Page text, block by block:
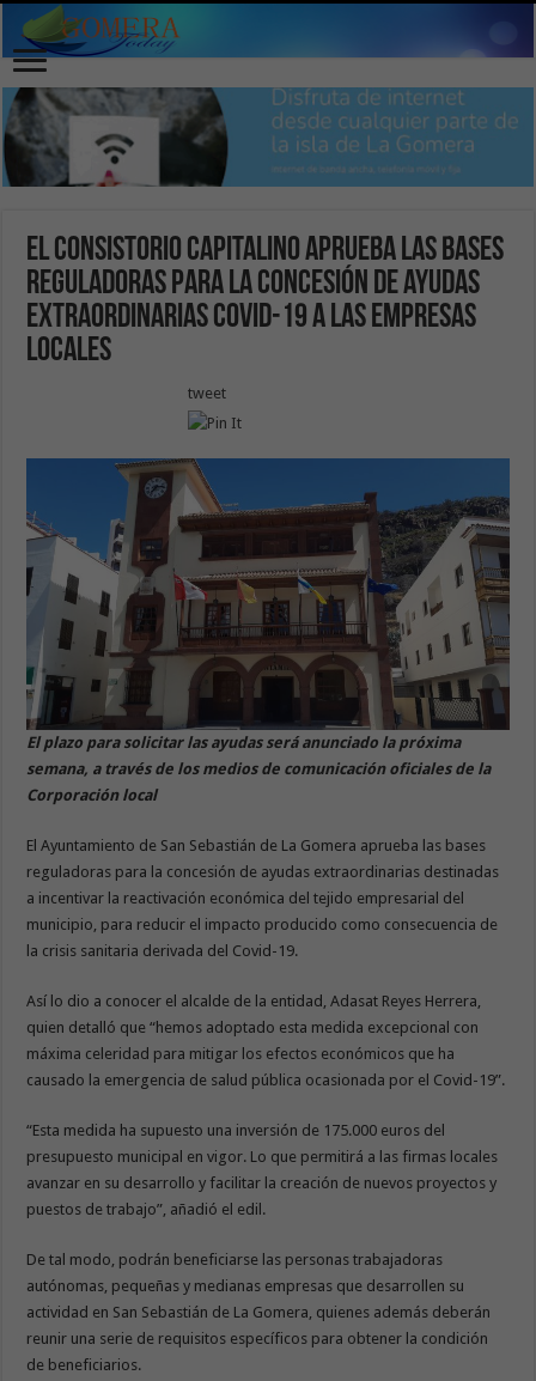
El Consistorio capitalino aprueba las bases
reguladoras para la concesión de ayudas
extraordinarias COVID-19 a las empresas
locales
tweet
El plazo para solicitar las ayudas será anunciado la próxima
semana, a través de los medios de comunicación oficiales de la
Corporación local
El Ayuntamiento de San Sebastián de La Gomera aprueba las bases
reguladoras para la concesión de ayudas extraordinarias destinadas
a incentivar la reactivación económica del tejido empresarial del
municipio, para reducir el impacto producido como consecuencia de
la crisis sanitaria derivada del Covid-19.
Así lo dio a conocer el alcalde de la entidad, Adasat Reyes Herrera,
quien detalló que “hemos adoptado esta medida excepcional con
máxima celeridad para mitigar los efectos económicos que ha
causado la emergencia de salud pública ocasionada por el Covid-19”.
“Esta medida ha supuesto una inversión de 175.000 euros del
presupuesto municipal en vigor. Lo que permitirá a las firmas locales
avanzar en su desarrollo y facilitar la creación de nuevos proyectos y
puestos de trabajo”, añadió el edil.
De tal modo, podrán beneficiarse las personas trabajadoras
autónomas, pequeñas y medianas empresas que desarrollen su
actividad en San Sebastián de La Gomera, quienes además deberán
reunir una serie de requisitos específicos para obtener la condición
de beneficiarios.